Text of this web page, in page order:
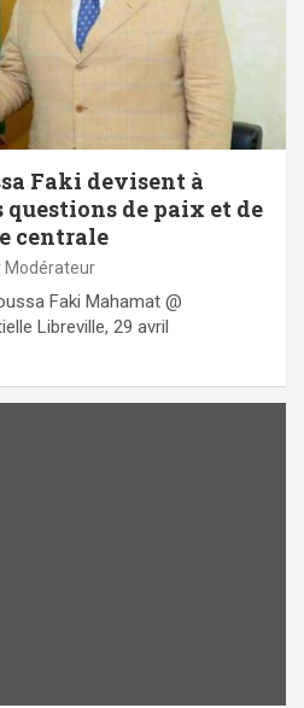
Faki devisent à
de paix et de
centrale
Modérateur
Faki Mahamat @
Libreville, 29 avril